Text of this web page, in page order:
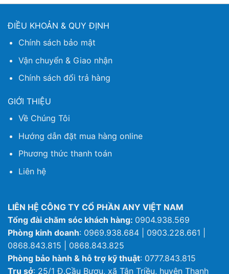
ĐIỀU KHOẢN & QUY ĐỊNH
Chính sách bảo mật
Vận chuyển & Giao nhận
Chính sách đổi trả hàng
GIỚI THIỆU
Về Chúng Tôi
Hướng dẫn đặt mua hàng online
Phương thức thanh toán
Liên hệ
LIÊN HỆ CÔNG TY CỔ PHẦN ANY VIỆT NAM
Tổng đài chăm sóc khách hàng: 0904.938.569
Phòng kinh doanh: 0969.938.684 | 0903.228.661 |
0868.843.815 | 0868.843.825
Phòng bảo hành & hỗ trợ kỹ thuật: 0777.843.815
Trụ sở: 25/1 Đ.Cầu Bươu, xã Tân Triều, huyện Thanh